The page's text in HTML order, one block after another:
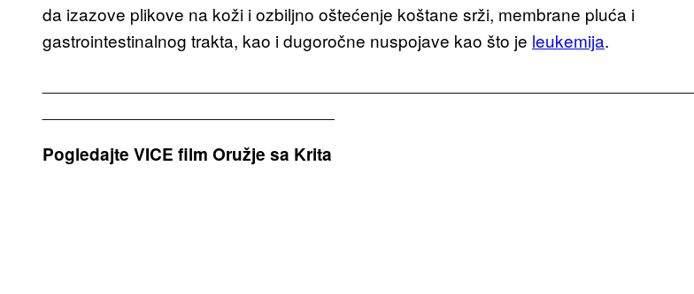
da izazove plikove na koži i ozbiljno oštećenje koštane srži, membrane pluća i
gastrointestinalnog trakta, kao i dugoročne nuspojave kao što je leukemija.
Pogledajte VICE film Oružje sa Krita